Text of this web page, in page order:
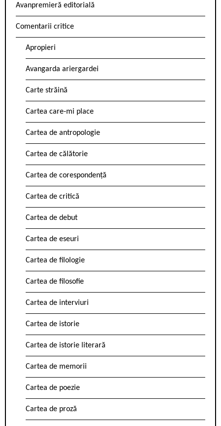
Avanpremieră editorială
Comentarii critice
Apropieri
Avangarda ariergardei
Carte străină
Cartea care-mi place
Cartea de antropologie
Cartea de călătorie
Cartea de corespondență
Cartea de critică
Cartea de debut
Cartea de eseuri
Cartea de filologie
Cartea de filosofie
Cartea de interviuri
Cartea de istorie
Cartea de istorie literară
Cartea de memorii
Cartea de poezie
Cartea de proză